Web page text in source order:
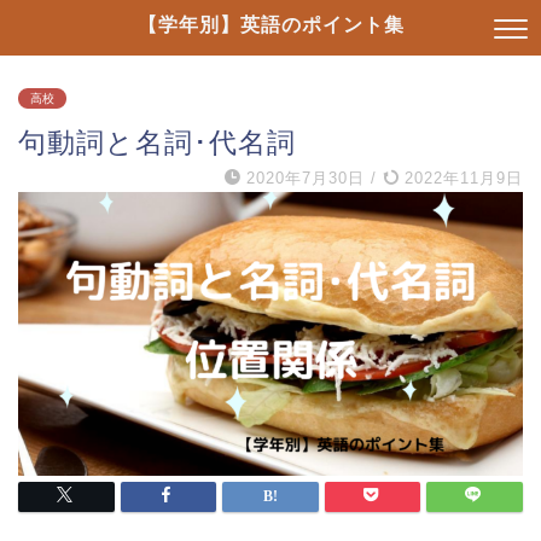
【学年別】英語のポイント集
高校
句動詞と名詞･代名詞
2020年7月30日 / 2022年11月9日